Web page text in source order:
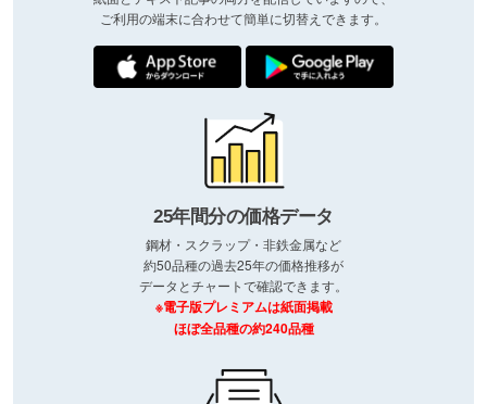
ご利用の端末に合わせて簡単に切替えできます。
25年間分の価格データ
鋼材・スクラップ・非鉄金属など
約50品種の過去25年の価格推移が
データとチャートで確認できます。
※電子版プレミアムは紙面掲載
ほぼ全品種の約240品種